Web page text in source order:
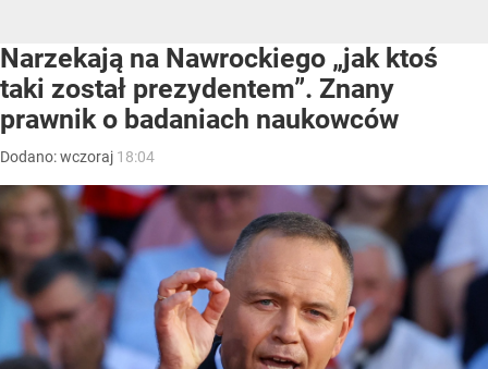
Narzekają na Nawrockiego „jak ktoś
taki został prezydentem”. Znany
prawnik o badaniach naukowców
Dodano:wczoraj 18:04